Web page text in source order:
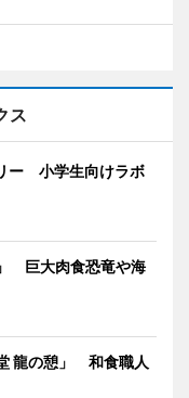
ス
ー 小学生向けラボ
巨大肉食恐竜や海
龍の憩」 和食職人